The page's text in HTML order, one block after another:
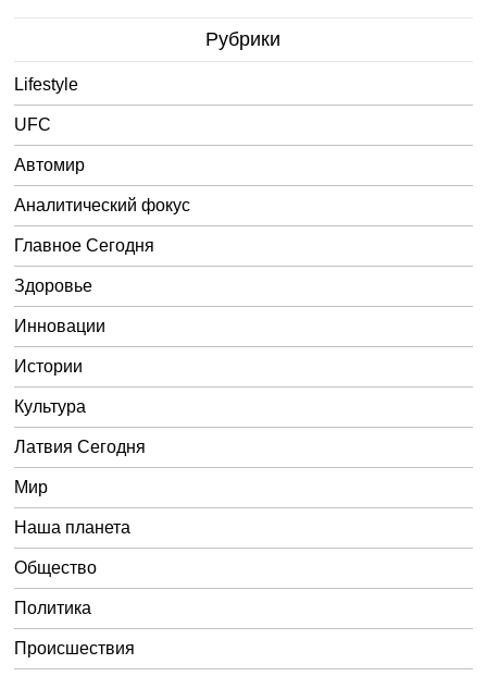
Рубрики
Lifestyle
UFC
Автомир
Аналитический фокус
Главное Сегодня
Здоровье
Инновации
Истории
Культура
Латвия Сегодня
Мир
Наша планета
Общество
Политика
Происшествия